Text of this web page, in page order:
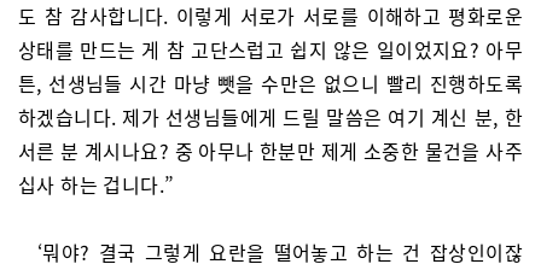
도 참 감사합니다. 이렇게 서로가 서로를 이해하고 평화로운
상태를 만드는 게 참 고단스럽고 쉽지 않은 일이었지요? 아무
튼, 선생님들 시간 마냥 뺏을 수만은 없으니 빨리 진행하도록
하겠습니다. 제가 선생님들에게 드릴 말씀은 여기 계신 분, 한
서른 분 계시나요? 중 아무나 한분만 제게 소중한 물건을 사주
십사 하는 겁니다.”
‘뭐야? 결국 그렇게 요란을 떨어놓고 하는 건 잡상인이잖